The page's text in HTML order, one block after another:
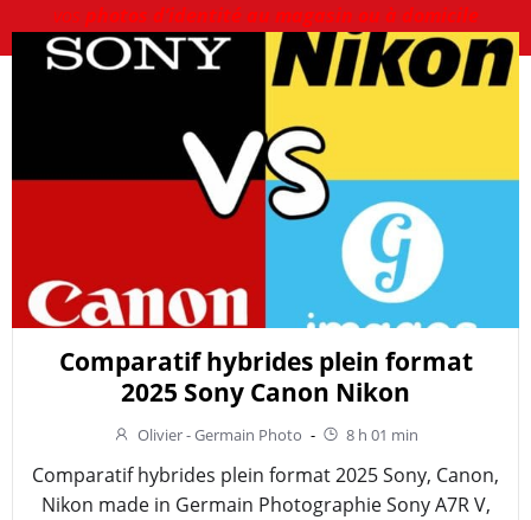
vos photos d’identité au magasin ou à domicile
Comparatif hybrides plein format
2025 Sony Canon Nikon
Olivier - Germain Photo - 8 h 01 min
Comparatif hybrides plein format 2025 Sony, Canon,
Nikon made in Germain Photographie Sony A7R V,